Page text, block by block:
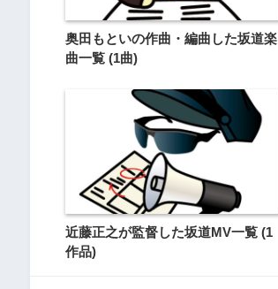
奥田もといの作曲・編曲した坂道楽
曲一覧 (1曲)
近藤正之が監督した坂道MV一覧 (1
作品)